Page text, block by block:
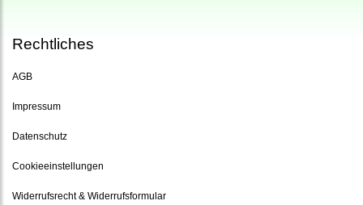
Rechtliches
AGB
Impressum
Datenschutz
Cookieeinstellungen
Widerrufsrecht & Widerrufsformular